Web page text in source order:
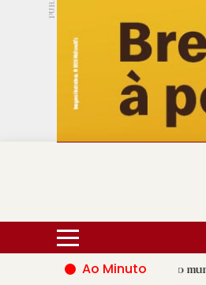
PUB.
Hoje 17ºC 30ºC
Ao Minuto
talento e à inovação do mundo da moda